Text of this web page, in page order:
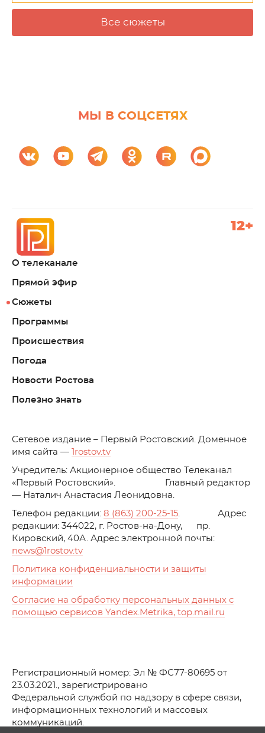
Все сюжеты
МЫ В СОЦСЕТЯХ
О телеканале
Прямой эфир
Сюжеты
Программы
Происшествия
Погода
Новости Ростова
Полезно знать
12+
Cетевое издание – Первый Ростовский. Доменное
имя сайта —
1rostov.tv
Учредитель: Акционерное общество Телеканал
«Первый Ростовский». Главный редактор
— Наталич Анастасия Леонидовна.
Телефон редакции: 8 (863) 200-25-15. Адрес
редакции: 344022, г. Ростов-на-Дону, пр.
Кировский, 40А. Адрес электронной почты:
news@1rostov.tv
Политика конфиденциальности и защиты
информации
Согласие на обработку персональных данных с
помощью сервисов Yandex.Metrika, top.mail.ru
Регистрационный номер: Эл № ФС77-80695 от
23.03.2021., зарегистрировано
Федеральной службой по надзору в сфере связи,
информационных технологий и массовых
коммуникаций.